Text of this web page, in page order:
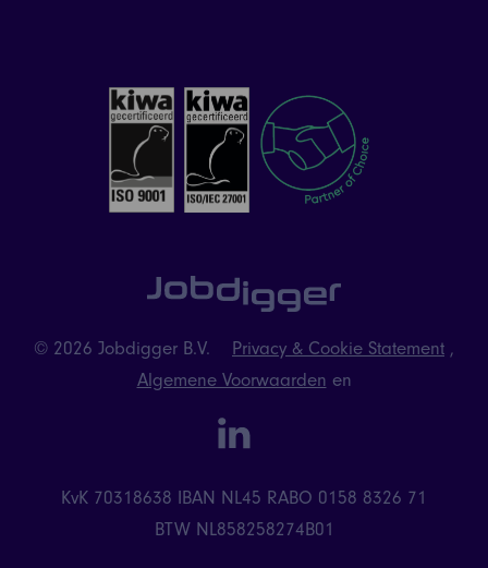
© 2026 Jobdigger B.V. Privacy & Cookie Statement ,
Algemene Voorwaarden en
KvK 70318638 IBAN NL45 RABO 0158 8326 71
BTW NL858258274B01